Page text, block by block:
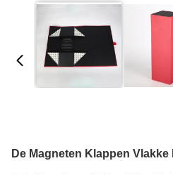
De Magneten Klappen